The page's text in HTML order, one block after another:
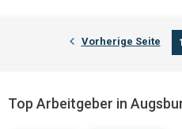
Vorherige Seite 1
Top Arbeitgeber in